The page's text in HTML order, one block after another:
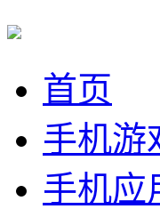
首页
手机游
手机应